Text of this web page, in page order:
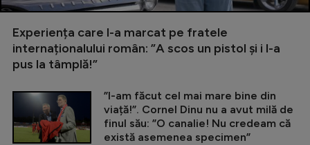
Experiența care l-a marcat pe fratele
internaționalului român: ”A scos un pistol și i l-a
pus la tâmplă!”
”I-am făcut cel mai mare bine din
viață!”. Cornel Dinu nu a avut milă de
finul său: ”O canalie! Nu credeam că
există asemenea specimen”